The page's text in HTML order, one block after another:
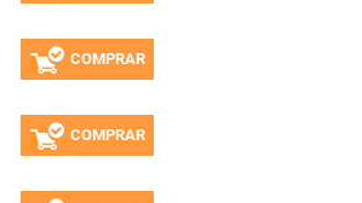
COMPRAR
COMPRAR